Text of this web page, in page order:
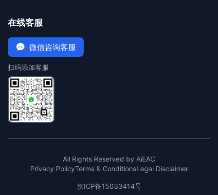
在线客服
微信咨询客服
扫码添加客服
All Rights Reserved by AiEAC
Privacy PolicyTerms & ConditionsLegal Disclaimer
京ICP备15033414号